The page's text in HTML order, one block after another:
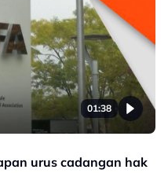
01:38
urus cadangan hak